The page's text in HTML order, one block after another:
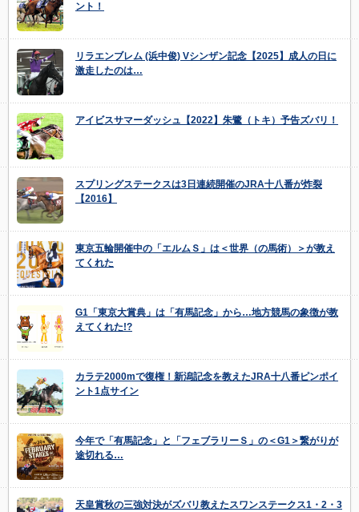
ント！
リラエンブレム (浜中俊) Vシンザン記念【2025】成人の日に
激走したのは…
アイビスサマーダッシュ【2022】朱鷺（トキ）予告ズバリ！
スプリングステークスは3日連続開催のJRA十八番が炸裂
【2016】
東京五輪開催中の「エルムＳ」は＜世界（の馬術）＞が教え
てくれた
G1「東京大賞典」は「有馬記念」から…地方競馬の象徴が教
えてくれた!?
カラテ2000mで復権！新潟記念を教えたJRA十八番ピンポイ
ント1点サイン
今年で「有馬記念」と「フェブラリーＳ」の＜G1＞繋がりが
途切れる…
天皇賞秋の三強対決がズバリ教えたスワンステークス1・2・3